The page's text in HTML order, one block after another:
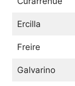
Ercilla
Freire
Galvarino